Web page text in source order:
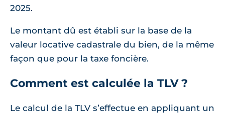
2025.
Le montant dû est établi sur la base de la
valeur locative cadastrale du bien, de la même
façon que pour la taxe foncière.
Comment est calculée la TLV ?
Le calcul de la TLV s’effectue en appliquant un